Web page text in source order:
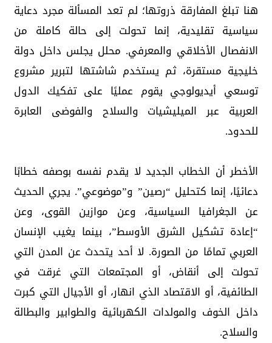
هنا تبلغ المفارقة ذروتها؛ لم تعد المسألة مجرد دعاية
سياسية تقليدية، إنما تحولت إلى حالة كاملة من
الانفصال الأخلاقي والمعرفي. محلل يجلس داخل دولة
خليجية مستقرة، ثم يستخدم شاشتها لتبرير مشروع
توسعي أيديولوجي يقوم عمليًا على تفكيك الدول
العربية عبر الميليشيات والسلاح والفوضى العابرة
للحدود.
الأخطر أن الخطاب الجديد لا يقدم نفسه بوصفه خطابًا
دعائيًا، إنما كتحليل “رصين” و”موضوعي”. يجري الحديث
عن الجغرافيا السياسية، وعن موازين القوى، وعن
“إعادة تشكيل الشرق الأوسط”، بينما يغيب الإنسان
العربي تمامًا من الصورة. لا أحد يتحدث عن المدن التي
تحولت إلى أنقاض، أو المجتمعات التي غرقت في
الطائفية، أو الاقتصاد الذي انهار، أو الأجيال التي كبرت
داخل الخوف والمولدات الكهربائية والطوابير والبطالة
والسلاح.